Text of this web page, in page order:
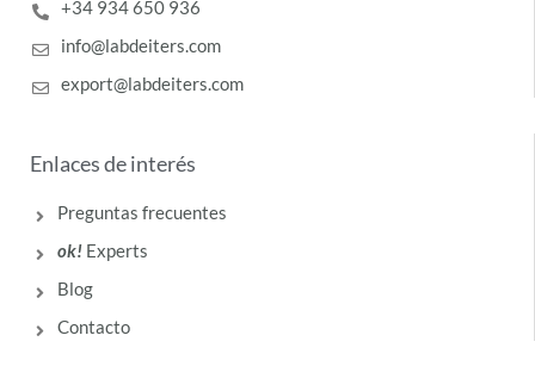
+34 934 650 936
info@labdeiters.com
export@labdeiters.com
Enlaces de interés
Preguntas frecuentes
ok!Experts
Blog
Contacto